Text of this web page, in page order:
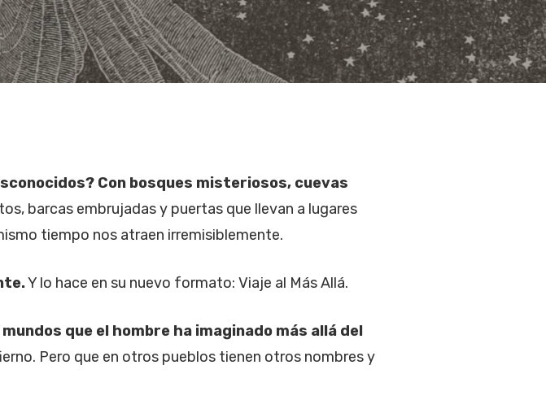
Con bosques misteriosos, cuevas
barcas embrujadas y puertas que llevan a lugares
tiempo nos atraen irremisiblemente.
Y lo hace en su nuevo formato: Viaje al Más Allá.
que el hombre ha imaginado más allá del
Pero que en otros pueblos tienen otros nombres y